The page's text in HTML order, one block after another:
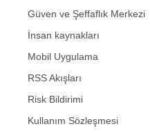
Güven ve Şeffaflık Merkezi
İnsan kaynakları
Mobil Uygulama
RSS Akışları
Risk Bildirimi
Kullanım Sözleşmesi